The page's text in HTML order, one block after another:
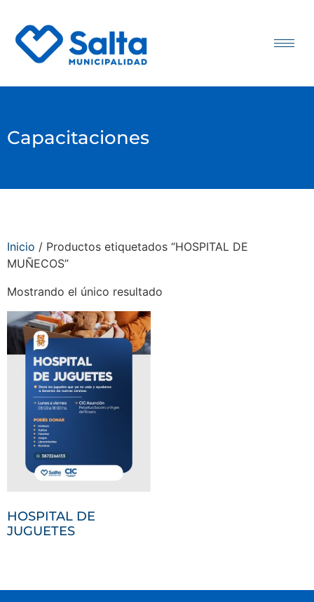
Capacitaciones
Inicio / Productos etiquetados “HOSPITAL DE
MUÑECOS”
Mostrando el único resultado
HOSPITAL DE
JUGUETES